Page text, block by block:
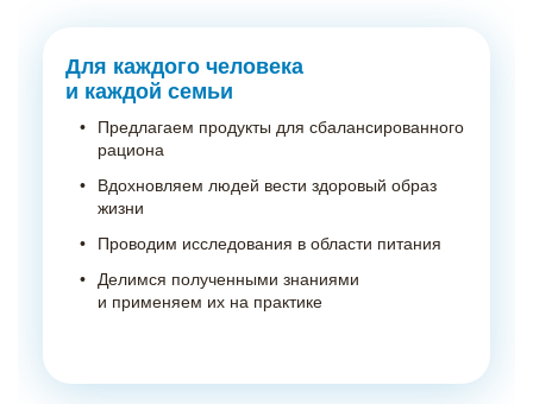
карьеры
на производстве
направление
Профессионалам
Для каждого человека
и каждой семьи
Предлагаем продукты для сбалансированного
рациона
Вдохновляем людей вести здоровый образ
жизни
Проводим исследования в области питания
Делимся полученными знаниями
и применяем их на практике